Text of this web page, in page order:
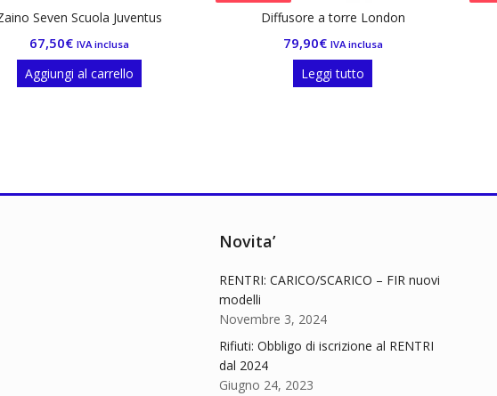
Diffusore a torre London
79,90
Rubriche telefoniche 3 anelli
30,00
Novita’
RENTRI: CARICO/SCARICO – FIR nuovi
modelli
Novembre 3, 2024
Rifiuti: Obbligo di iscrizione al RENTRI
dal 2024
Giugno 24, 2023